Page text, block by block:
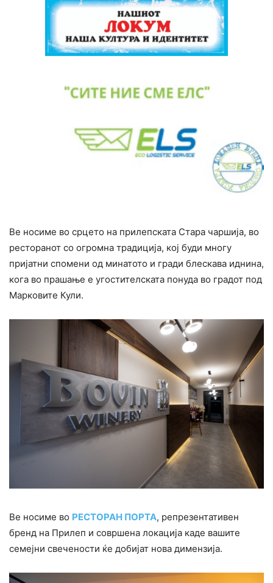
Ве носиме во срцето на прилепската Стара чаршија, во
ресторанот со огромна традиција, кој буди многу
пријатни спомени од минатото и гради блескава иднина,
кога во прашање е угостителската понуда во градот под
Марковите Кули.
Ве носиме во РЕСТОРАН ПОРТА, репрезентативен
бренд на Прилеп и совршена локација каде вашите
семејни свечености ќе добијат нова димензија.